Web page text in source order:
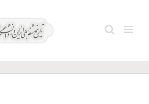
خیرخواه؛